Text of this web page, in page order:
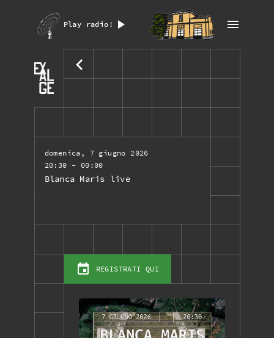
Play radio!
domenica, 7 giugno 2026
20:30 - 00:00
Blanca Maris live
REGISTRATI QUI